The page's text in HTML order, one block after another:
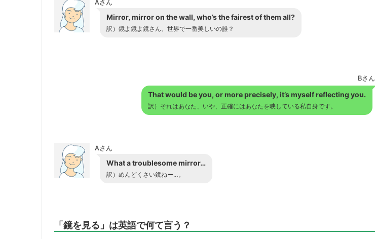
Aさん
Mirror, mirror on the wall, who’s the fairest of them all?
訳）鏡よ鏡よ鏡さん、世界で一番美しいの誰？
Bさん
That would be you, or more precisely, it’s myself reflecting you.
訳）それはあなた、いや、正確にはあなたを映している私自身です。
Aさん
What a troublesome mirror…
訳）めんどくさい鏡ねー…。
「鏡を見る」は英語で何て言う？